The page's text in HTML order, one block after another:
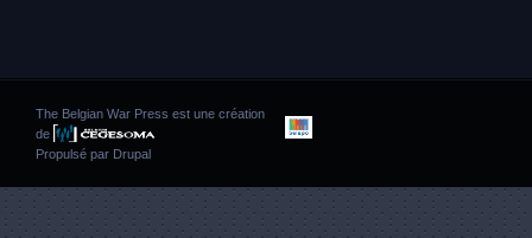
The Belgian War Press est une création
de
Propulsé par Drupal